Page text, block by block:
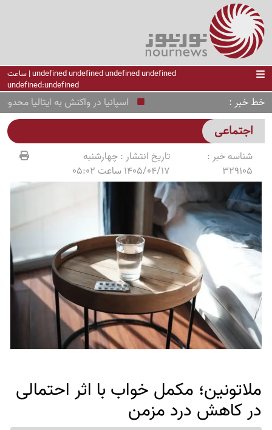
undefined undefined undefined undefined | ساعت
undefined:undefined
خط خبر اسپانیا در واکنش به ایتالیا
اجتماعی
شناسه خبر :
329105
تاریخ انتشار :چهارشنبه
1405/04/17 ساعت 05:02
ملاتونین؛ مکمل خواب با اثر احتمالی
در کاهش درد مزمن